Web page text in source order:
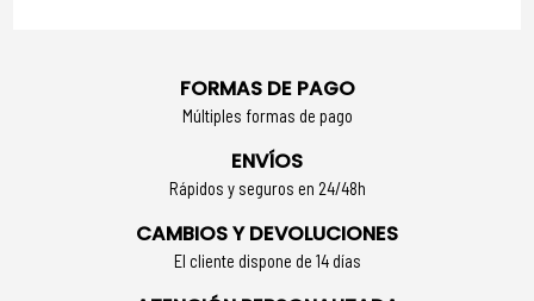
FORMAS DE PAGO
Múltiples formas de pago
ENVÍOS
Rápidos y seguros en 24/48h
CAMBIOS Y DEVOLUCIONES
El cliente dispone de 14 días